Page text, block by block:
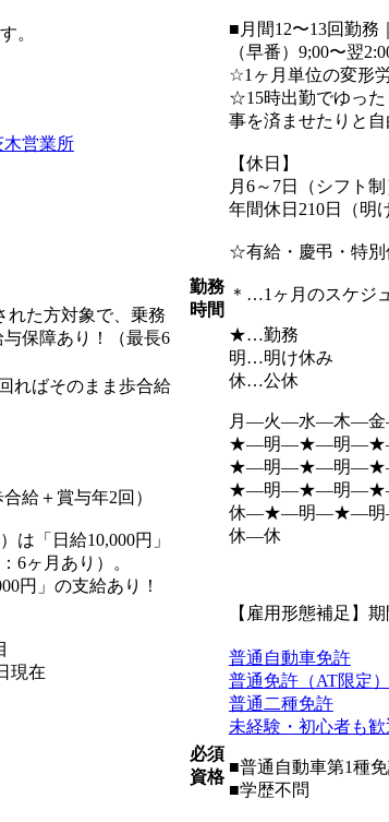
。
木営業所
れた方対象で、乗務
与保障あり！（最長6
ればそのまま歩合給
給＋賞与年2回）
は「日給10,000円」
6ヶ月あり）。
円」の支給あり！
現在
勤務
時間
■月間12〜13回勤務
（早番）9;00〜翌
☆1ヶ月単位の変形
☆15時出勤でゆった
事を済ませたりと自
【休日】
月6～7日（シフト制
年間休日210日（明
☆有給・慶弔・特別
＊…1ヶ月のスケジ
★…勤務
明…明け休み
休…公休
月―火―水―木―
★―明―★―明
★―明―★―明
★―明―★―明
休―★―明―★―
休―休
【雇用形態補足】
必須
資格
普通自動車免許
普通免許（AT限定）
普通二種免許
未経験・初心者も歓
■普通自動車第1種
■学歴不問